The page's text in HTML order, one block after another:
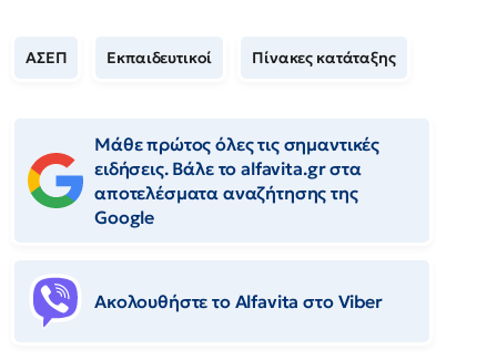
ΑΣΕΠ Εκπαιδευτικοί Πίνακες κατάταξης
Μάθε πρώτος όλες τις σημαντικές
ειδήσεις. Βάλε το alfavita.gr στα
αποτελέσματα αναζήτησης της
Google
Ακολουθήστε το Αlfavita στο Viber